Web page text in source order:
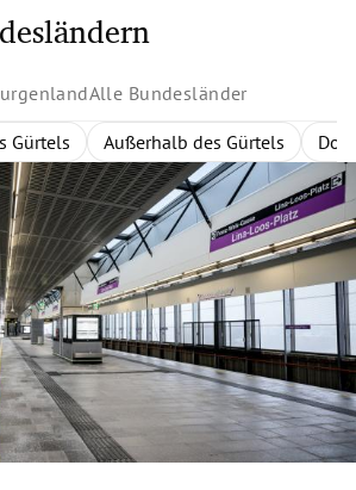
Alle Bundesländer
Gürtels Außerhalb des Gürtels
um Wien Zentralregion
Eisenstadt
Wien Niederösterreich Burgenland